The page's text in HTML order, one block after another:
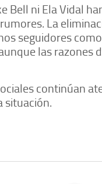
Bell ni Ela Vidal
La
seguidores
las razones
continúan
situación.